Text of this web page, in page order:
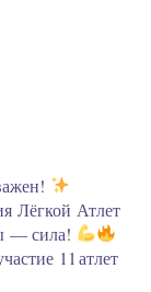
Лёгкой Атлет
— сила!
11 атлет